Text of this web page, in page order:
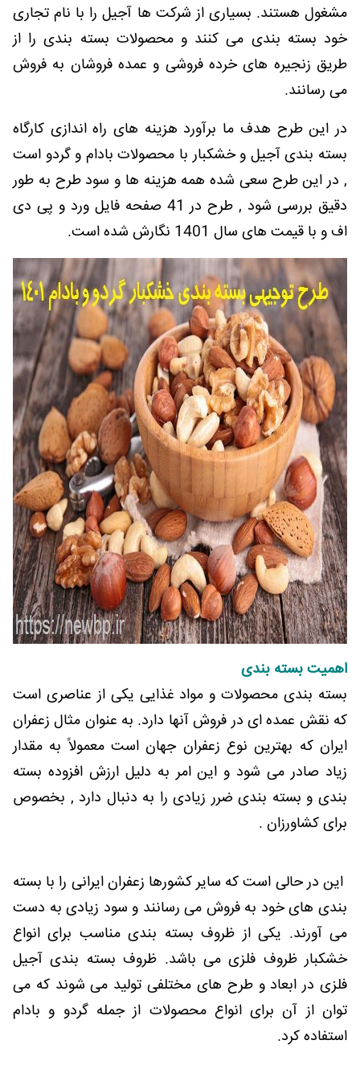
مشغول هستند. بسیاری از شرکت ها آجیل را با نام تجاری
خود بسته بندی می کنند و محصولات بسته بندی را از
طریق زنجیره های خرده فروشی و عمده فروشان به فروش
می رسانند.
در این طرح هدف ما برآورد هزینه های راه اندازی کارگاه
بسته بندی آجیل و خشکبار با محصولات بادام و گردو است
, در این طرح سعی شده همه هزینه ها و سود طرح به طور
دقیق بررسی شود , طرح در 41 صفحه فایل ورد و پی دی
اف و با قیمت های سال 1401 نگارش شده است.
اهمیت بسته بندی
بسته بندی محصولات و مواد غذایی یکی از عناصری است
که نقش عمده ای در فروش آنها دارد. به عنوان مثال زعفران
ایران که بهترین نوع زعفران جهان است معمولاً به مقدار
زیاد صادر می شود و این امر به دلیل ارزش افزوده بسته
بندی و بسته بندی ضرر زیادی را به دنبال دارد , بخصوص
برای کشاورزان .
این در حالی است که سایر کشورها زعفران ایرانی را با بسته
بندی های خود به فروش می رسانند و سود زیادی به دست
می آورند. یکی از ظروف بسته بندی مناسب برای انواع
خشکبار ظروف فلزی می باشد. ظروف بسته بندی آجیل
فلزی در ابعاد و طرح های مختلفی تولید می شوند که می
توان از آن برای انواع محصولات از جمله گردو و بادام
استفاده کرد.